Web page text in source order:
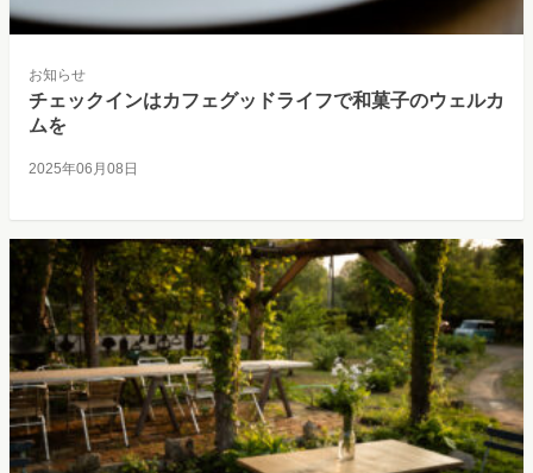
お知らせ
チェックインはカフェグッドライフで和菓子のウェルカ
ムを
2025年06月08日